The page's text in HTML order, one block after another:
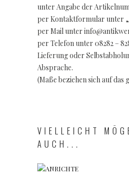
unter Angabe der
per Kontaktformular unter
per Mail unter
per Telefon unter 08282 –
Lieferung oder
Absprache.
(Maße beziehen sich auf
VIELLEICHT
AUCH...